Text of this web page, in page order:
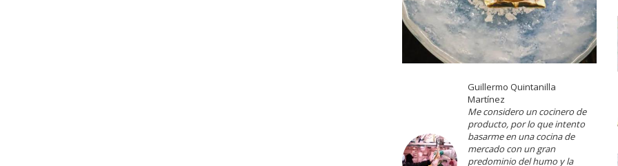
Guillermo Quintanilla
Martínez
Me considero un cocinero de
producto, por lo que intento
basarme en una cocina de
mercado con un gran
predominio del humo y la